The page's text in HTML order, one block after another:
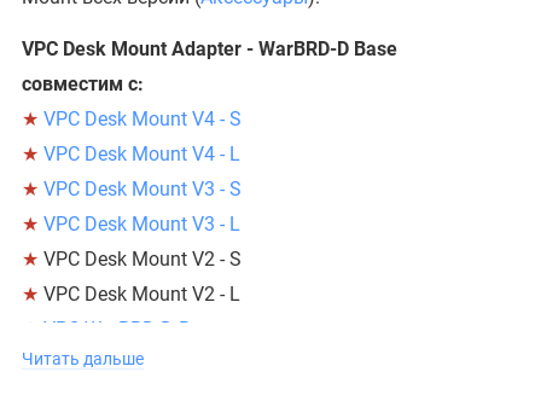
VPC Desk Mount Adapter - WarBRD-D Base
совместим с:
★ VPC Desk Mount V4 - S
★ VPC Desk Mount V4 - L
★ VPC Desk Mount V3 - S
★ VPC Desk Mount V3 - L
★ VPC Desk Mount V2 - S
★ VPC Desk Mount V2 - L
VPC WarBRD-D Base
★ VPC WarBRD Base
Читать дальше